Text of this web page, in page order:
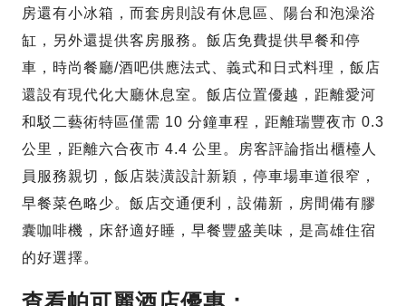
房還有小冰箱，而套房則設有休息區、陽台和泡澡浴
缸，另外還提供客房服務。飯店免費提供早餐和停
車，時尚餐廳/酒吧供應法式、義式和日式料理，飯店
還設有現代化大廳休息室。飯店位置優越，距離愛河
和駁二藝術特區僅需 10 分鐘車程，距離瑞豐夜市 0.3
公里，距離六合夜市 4.4 公里。房客評論指出櫃檯人
員服務親切，飯店裝潢設計新穎，停車場車道很窄，
早餐菜色略少。飯店交通便利，設備新，房間備有膠
囊咖啡機，床舒適好睡，早餐豐盛美味，是高雄住宿
的好選擇。